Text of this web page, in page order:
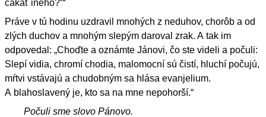
čakať iného?‘“
Práve v tú hodinu uzdravil mnohých z neduhov, chorôb a od
zlých duchov a mnohým slepým daroval zrak. A tak im
odpovedal: „Choďte a oznámte Jánovi, čo ste videli a počuli:
Slepí vidia, chromí chodia, malomocní sú čistí, hluchí počujú,
mŕtvi vstávajú a chudobným sa hlása evanjelium.
A blahoslavený je, kto sa na mne nepohorší.“
Počuli sme slovo Pánovo.